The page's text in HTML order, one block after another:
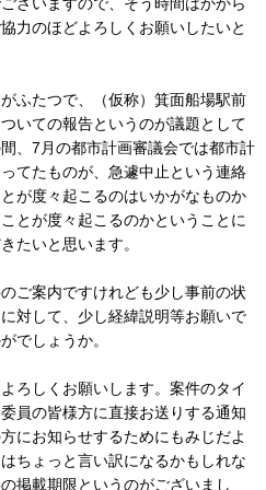
力のほどよろしくお願いしたいと
ふたつで、（仮称）箕面船場駅前
いての報告というのが議題として
、7月の都市計画審議会では都市計
てたものが、急遽中止という連絡
が度々起こるのはいかがなものか
とが度々起こるのかということに
たいと思います。
ご案内ですけれども少し事前の状
対して、少し経緯説明等お願いで
でしょうか。
ろしくお願いします。案件のタイ
員の皆様方に直接お送りする通知
にお知らせするためにもみじだよ
ちょっと言い訳になるかもしれな
掲載期限というのがございまし